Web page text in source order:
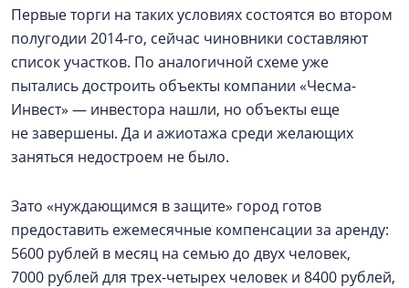
Первые торги на таких условиях состоятся во втором
полугодии 2014‑го, сейчас чиновники составляют
список участков. По аналогичной схеме уже
пытались достроить объекты компании «Чесма-
Инвест» — инвестора нашли, но объекты еще
не завершены. Да и ажиотажа среди желающих
заняться недостроем не было.
Зато «нуждающимся в защите» город готов
предоставить ежемесячные компенсации за аренду:
5600 рублей в месяц на семью до двух человек,
7000 рублей для трех-четырех человек и 8400 рублей,